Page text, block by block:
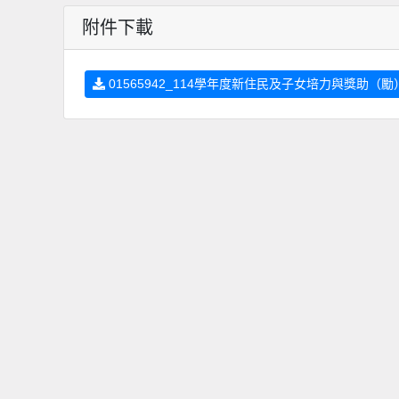
附件下載
01565942_114學年度新住民及子女培力與獎助（勵